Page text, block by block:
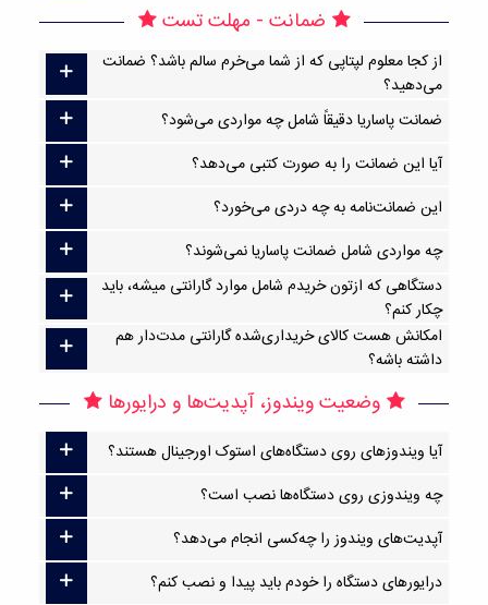
ضمانت - مهلت تست
از کجا معلوم لپتاپی که از شما می‌خرم سالم باشد؟ ضمانت
می‌دهید؟
ضمانت پاساریا دقیقاً شامل چه مواردی می‌شود؟
آیا این ضمانت را به صورت کتبی می‌دهد؟
این ضمانت‌نامه به چه دردی می‌خورد؟
چه مواردی شامل ضمانت پاساریا نمی‌شوند؟
دستگاهی که ازتون خریدم شامل موارد گارانتی میشه، باید
چکار کنم؟
امکانش هست کالای خریداری‌شده گارانتی مدت‌دار هم
داشته باشه؟
وضعیت ویندوز، آپدیت‌ها و درایورها
آیا ویندوزهای روی دستگاه‌های استوک اورجینال هستند؟
چه ویندوزی روی دستگاه‌ها نصب است؟
آپدیت‌های ویندوز را چه‌کسی انجام می‌دهد؟
درایورهای دستگاه را خودم باید پیدا و نصب کنم؟